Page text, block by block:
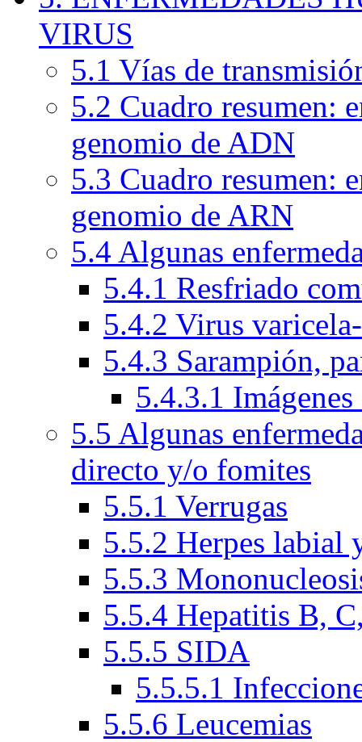
VIRUS
5.1 Vías de
5.2 Cuadro resumen:
genomio de ADN
5.3 Cuadro resumen:
genomio de ARN
5.4 Algunas
5.4.1 Resfriado
5.4.2 Virus
5.4.3 Sarampión,
5.4.3.1
5.5 Algunas
directo y/o fomites
5.5.1 Verrugas
5.5.2 Herpes labial
5.5.3
5.5.4 Hepatitis B,
5.5.5 SIDA
5.5.5.1
5.5.6 Leucemias